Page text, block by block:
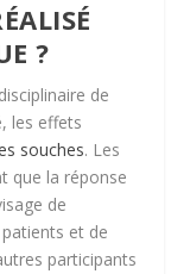
?
de
les effets
souches. Les
que la réponse
de
et de
participants